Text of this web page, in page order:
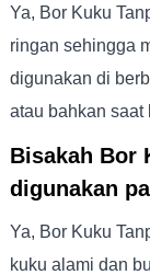
Ya, Bor Kuku
ringan sehingga
digunakan di
atau bahkan saat
Bisakah Bor
digunakan
Ya, Bor Kuku
kuku alami dan